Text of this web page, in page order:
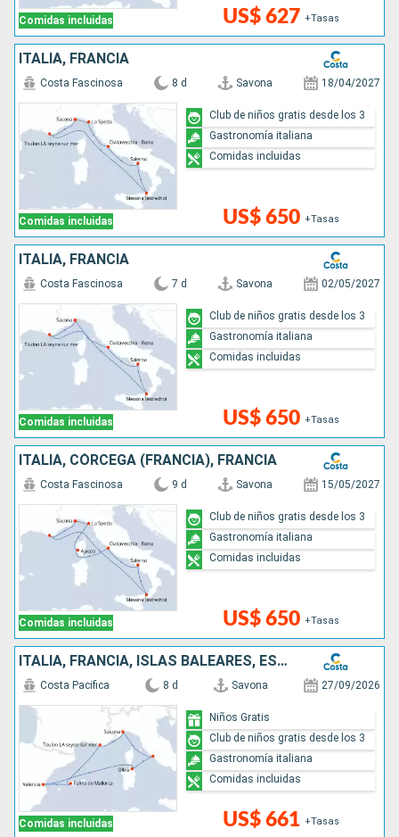
Comidas incluidas US$ 627 +Tasas
ITALIA, FRANCIA
Comidas incluidas
Costa Fascinosa 8 d Savona 18/04/2027
US$ 650 +Tasas
Club de niños gratis desde los 3
Gastronomía italiana
Comidas incluidas
ITALIA, FRANCIA
Comidas incluidas
Costa Fascinosa 7 d Savona 02/05/2027
US$ 650 +Tasas
Club de niños gratis desde los 3
Gastronomía italiana
Comidas incluidas
ITALIA, CÓRCEGA (FRANCIA), FRANCIA
Comidas incluidas
Costa Fascinosa 9 d Savona 15/05/2027
US$ 650 +Tasas
Club de niños gratis desde los 3
Gastronomía italiana
Comidas incluidas
ITALIA, FRANCIA, ISLAS BALEARES, ESPAÑA
Comidas incluidas
Costa Pacifica 8 d Savona 27/09/2026
US$ 661 +Tasas
Niños Gratis
Club de niños gratis desde los 3
Gastronomía italiana
Comidas incluidas